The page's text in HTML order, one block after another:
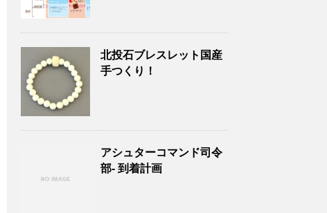
北投石ブレスレット国産
手つくり！
アシュターコマンド司令
部- 到着計画